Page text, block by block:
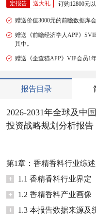
定报告 送大礼 订购12800元
赠送价值3000元的前瞻数据库
赠送《前瞻经济学人APP》
其中。
赠送《企查猫APP》VIP会员1
报告目录
2026-2031年全球及中
投资战略规划分析报告
第1章：香精香料行业综
+
1.1 香精香料行业界定
+
1.2 香精香料产业画像
+
1.3 本报告数据来源及